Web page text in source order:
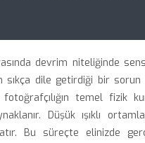
devrim niteliğinde
sıkça dile getirdiği bir
temel fizik
Düşük ışıklı
Bu süreçte elinizde